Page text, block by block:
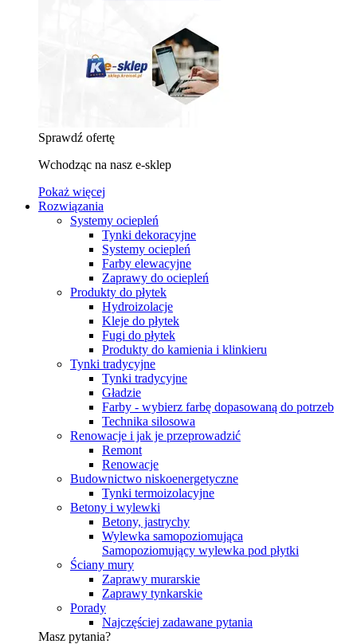
Sprawdź ofertę
Wchodząc na nasz e-sklep
Pokaż więcej
Rozwiązania
Systemy ociepleń
Tynki dekoracyjne
Systemy ociepleń
Farby elewacyjne
Zaprawy do ociepleń
Produkty do płytek
Hydroizolacje
Kleje do płytek
Fugi do płytek
Produkty do kamienia i klinkieru
Tynki tradycyjne
Tynki tradycyjne
Gładzie
Farby - wybierz farbę dopasowaną do potrzeb
Technika silosowa
Renowacje i jak je przeprowadzić
Remont
Renowacje
Budownictwo niskoenergetyczne
Tynki termoizolacyjne
Betony i wylewki
Betony, jastrychy
Wylewka samopoziomująca
Samopoziomujący wylewka pod płytki
Ściany mury
Zaprawy murarskie
Zaprawy tynkarskie
Porady
Najczęściej zadawane pytania
Masz pytania?